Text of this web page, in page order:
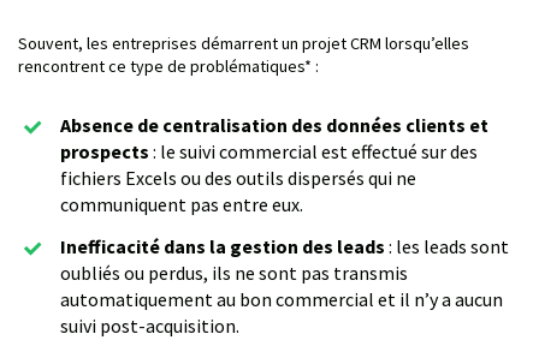
Souvent, les entreprises démarrent un projet CRM lorsqu’elles
rencontrent ce type de problématiques* :
Absence de centralisation des données clients et
prospects : le suivi commercial est effectué sur des
fichiers Excels ou des outils dispersés qui ne
communiquent pas entre eux.
Inefficacité dans la gestion des leads : les leads sont
oubliés ou perdus, ils ne sont pas transmis
automatiquement au bon commercial et il n’y a aucun
suivi post-acquisition.